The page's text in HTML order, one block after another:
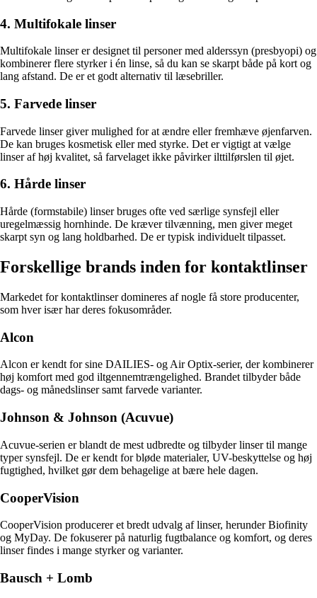
4. Multifokale linser
Multifokale linser er designet til personer med alderssyn (presbyopi) og
kombinerer flere styrker i én linse, så du kan se skarpt både på kort og
lang afstand. De er et godt alternativ til læsebriller.
5. Farvede linser
Farvede linser giver mulighed for at ændre eller fremhæve øjenfarven.
De kan bruges kosmetisk eller med styrke. Det er vigtigt at vælge
linser af høj kvalitet, så farvelaget ikke påvirker ilttilførslen til øjet.
6. Hårde linser
Hårde (formstabile) linser bruges ofte ved særlige synsfejl eller
uregelmæssig hornhinde. De kræver tilvænning, men giver meget
skarpt syn og lang holdbarhed. De er typisk individuelt tilpasset.
Forskellige brands inden for kontaktlinser
Markedet for kontaktlinser domineres af nogle få store producenter,
som hver især har deres fokusområder.
Alcon
Alcon er kendt for sine DAILIES- og Air Optix-serier, der kombinerer
høj komfort med god iltgennemtrængelighed. Brandet tilbyder både
dags- og månedslinser samt farvede varianter.
Johnson & Johnson (Acuvue)
Acuvue-serien er blandt de mest udbredte og tilbyder linser til mange
typer synsfejl. De er kendt for bløde materialer, UV-beskyttelse og høj
fugtighed, hvilket gør dem behagelige at bære hele dagen.
CooperVision
CooperVision producerer et bredt udvalg af linser, herunder Biofinity
og MyDay. De fokuserer på naturlig fugtbalance og komfort, og deres
linser findes i mange styrker og varianter.
Bausch + Lomb